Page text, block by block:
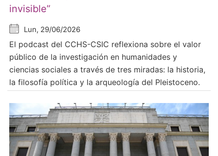
invisible”
Lun, 29/06/2026
El podcast del CCHS-CSIC reflexiona sobre el valor
público de la investigación en humanidades y
ciencias sociales a través de tres miradas: la historia,
la filosofía política y la arqueología del Pleistoceno.